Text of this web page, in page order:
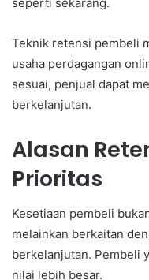
Teknik retensi pembeli
usaha perdagangan
sesuai, penjual dapat
berkelanjutan.
Alasan
Prioritas
Kesetiaan pembeli
melainkan berkaitan
berkelanjutan. Pembeli
nilai lebih besar.